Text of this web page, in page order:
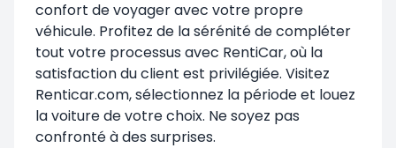
confort de voyager avec votre propre
véhicule. Profitez de la sérénité de compléter
tout votre processus avec RentiCar, où la
satisfaction du client est privilégiée. Visitez
Renticar.com, sélectionnez la période et louez
la voiture de votre choix. Ne soyez pas
confronté à des surprises.